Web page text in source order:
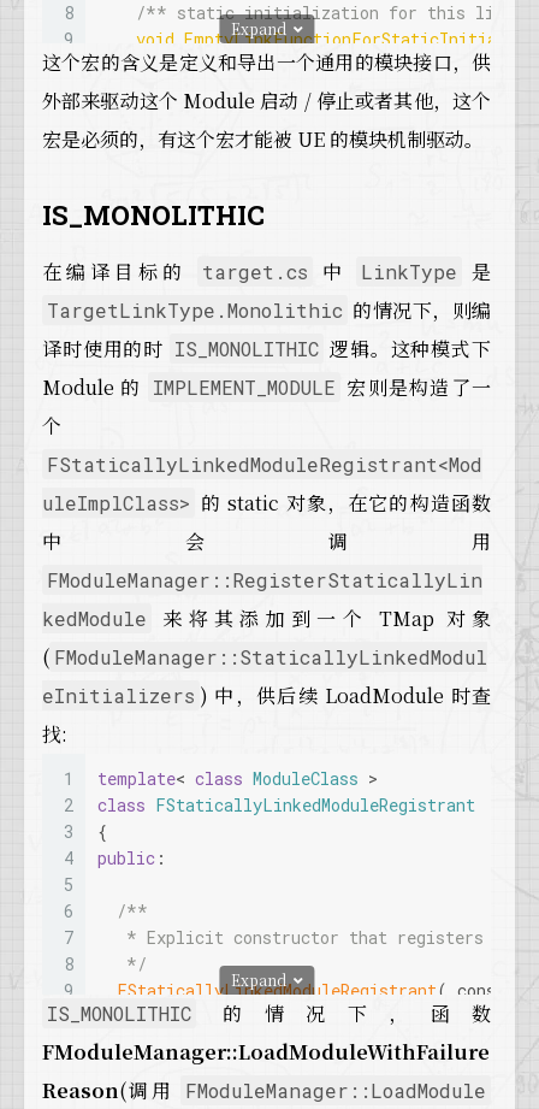
8
9
10
11
13
16
18
19
21
22
25
27
28
/** static initialization for this lib can
void
/**/ \
/**/ \
/* @return  Returns an instance of this
    extern
"C" DLLEXPORT
    { \
    PER_MODULE_BOILERPLATE \
//IS_MONOLITHIC
Expand
这个宏的含义是定义和导出一个通用的模块接口，供
外部来驱动这个 Module 启动 / 停止或者其他，这个
宏是必须的，有这个宏才能被 UE 的模块机制驱动。
IS_MONOLITHIC
在编译目标的 target.cs 中 LinkType 是
TargetLinkType.Monolithic 的情况下，则编
译时使用的时 IS_MONOLITHIC 逻辑。这种模式下
Module 的
IMPLEMENT_MODULE 宏则是构造了一
个
FStaticallyLinkedModuleRegistrant<Mod
uleImplClass> 的 static 对象，在它的构造函数
中会调用
FModuleManager::RegisterStaticallyLin
kedModule
来将其添加到一个 TMap 对象
( FModuleManager::StaticallyLinkedModul
eInitializers ) 中，供后续 LoadModule 时查
找:
1
2
3
4
5
6
7
8
9
10
11
13
template< class ModuleClass >
class FStaticallyLinkedModuleRegistrant
{
public :
/**
* Explicit constructor that registers a
   */
FStaticallyLinkedModuleRegistrant( const
  {
// Create a delegate to our
this,
Expand
IS_MONOLITHIC
的情况下，函数
FModuleManager::LoadModuleWithFailure
Reason(调用 FModuleManager::LoadModule